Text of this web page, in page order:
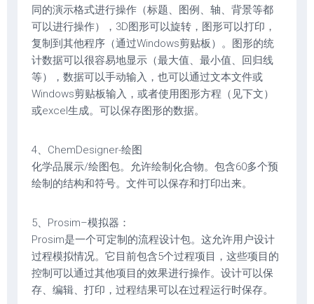
同的演示格式进行操作（标题、图例、轴、背景等都
可以进行操作），3D图形可以旋转，图形可以打印，
复制到其他程序（通过Windows剪贴板）。图形的统
计数据可以很容易地显示（最大值、最小值、回归线
等），数据可以手动输入，也可以通过文本文件或
Windows剪贴板输入，或者使用图形方程（见下文）
或excel生成。可以保存图形的数据。
4、ChemDesigner-绘图
化学品展示/绘图包。允许绘制化合物。包含60多个预
绘制的结构和符号。文件可以保存和打印出来。
5、Prosim–模拟器：
Prosim是一个可定制的流程设计包。这允许用户设计
过程模拟情况。它目前包含5个过程项目，这些项目的
控制可以通过其他项目的效果进行操作。设计可以保
存、编辑、打印，过程结果可以在过程运行时保存。